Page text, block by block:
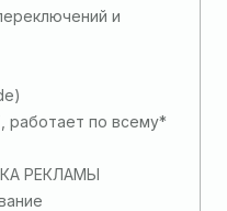
и
по всему*
РЕКЛАМЫ